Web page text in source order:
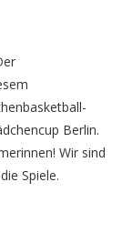
Berlin.
Wir sind
Spiele.